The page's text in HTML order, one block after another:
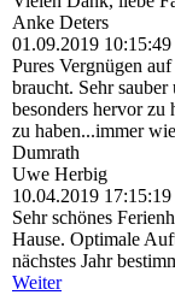
Anke Deters
01.09.2019 10:15:49
Pures Vergnügen
braucht. Sehr
besonders hervor zu
zu haben...immer
Dumrath
Uwe Herbig
10.04.2019 17:15:19
Sehr schönes
Hause. Optimale
nächstes Jahr
Weiter